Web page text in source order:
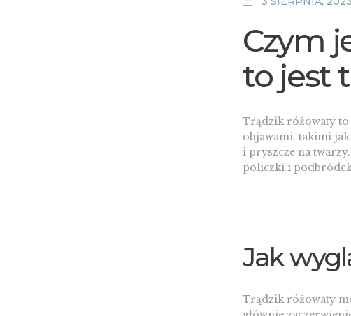
Czym
to jest
Trądzik różowaty to
objawami, takimi
i pryszcze na
policzki i
Jak
Trądzik różowaty